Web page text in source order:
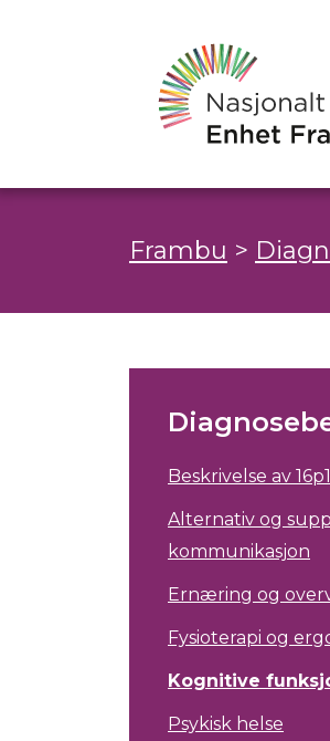
Frambu >
Beskrivelse av
Alternativ og
kommunikasjon
Ernæring og
Fysioterapi og
Kognitive
Psykisk helse